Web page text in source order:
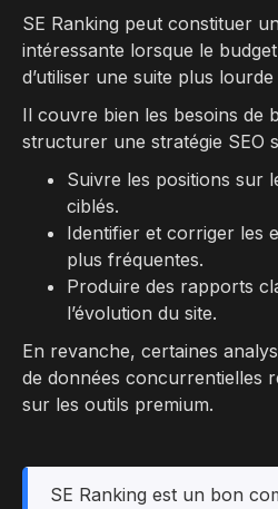
SE Ranking peut constituer
intéressante lorsque le
d’utiliser une suite plus
Il couvre bien les besoins de
structurer une stratégie SEO
Suivre les positions sur
ciblés.
Identifier et corriger les
plus fréquentes.
Produire des rapports
l’évolution du site.
En revanche, certaines
de données concurrentielles
sur les outils premium.
SE Ranking est un bon